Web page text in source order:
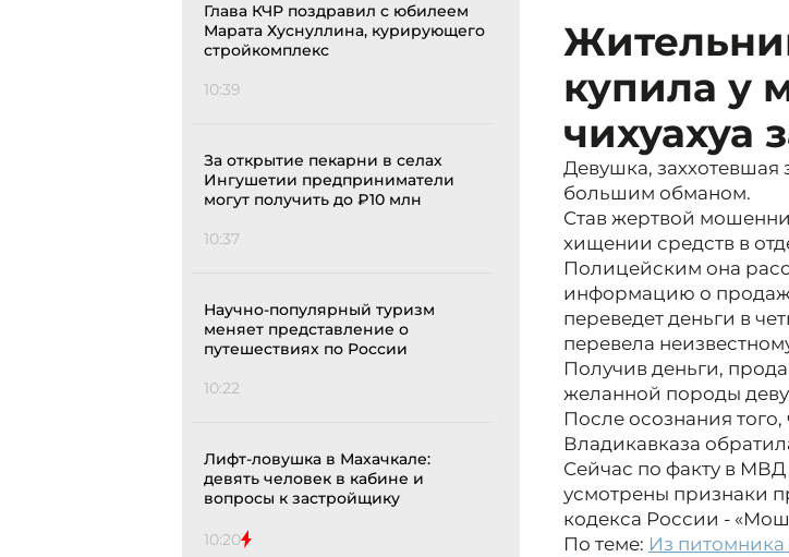
Глава КЧР поздравил с юбилеем
Марата Хуснуллина, курирующего
стройкомплекс
10:39
За открытие пекарни в селах
Ингушетии предприниматели
могут получить до ₽10 млн
10:37
Научно-популярный туризм
меняет представление о
путешествиях по России
10:22
Лифт-ловушка в Махачкале:
девять человек в кабине и
вопросы к застройщику
10:20
купила у
чихуахуа
Девушка, заххотевшая
большим обманом.
Став жертвой
хищении средств в
Полицейским она
информацию о
переведет деньги в
перевела
Получив деньги,
желанной породы
После осознания
Владикавказа
Сейчас по факту в
усмотрены признаки
кодекса России -
По теме: Из питомника